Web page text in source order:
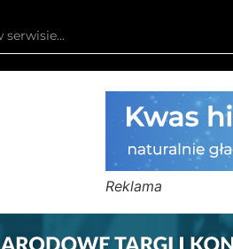
Reklama